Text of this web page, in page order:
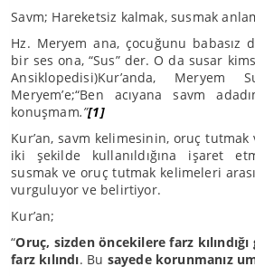
Savm; Hareketsiz kalmak, susmak
Hz. Meryem ana, çocuğunu babasız
bir ses ona, “Sus” der. O da susar
Ansiklopedisi)Kur’anda,
Meryem’e;“Ben acıyana savm
konuşmam.”[1]
Kur’an, savm kelimesinin, oruç tutmak
iki şekilde kullanıldığına işaret
susmak ve oruç tutmak kelimeleri
vurguluyor ve belirtiyor.
Kur’an;
“Oruç, sizden öncekilere farz
farz kılındı. Bu sayede korunmanız